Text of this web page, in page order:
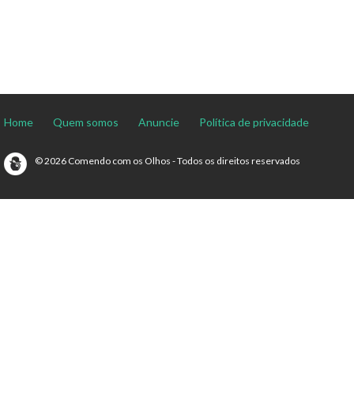
Home Quem somos Anuncie Política de privacidade
© 2026 Comendo com os Olhos - Todos os direitos reservados